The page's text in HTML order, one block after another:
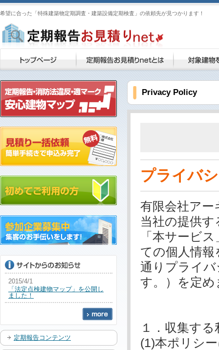
希望に合った「特殊建築物定期調査・建築設備定期検査」の依頼先が見つかります！
Privacy Policy
プライバ
有限会社アー
当社の提供
「本サービ
ての個人情
通りプライ
す。）を定め
１．収集す
(1)本ポリシ
2015/4/1
「法定点検建物マップ」を公開し
ました！
定期報告コンテンツ